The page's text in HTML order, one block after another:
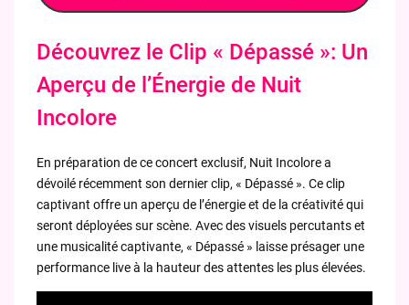
Découvrez le Clip « Dépassé »: Un
Aperçu de l’Énergie de Nuit
Incolore
En préparation de ce concert exclusif, Nuit Incolore a
dévoilé récemment son dernier clip, « Dépassé ». Ce clip
captivant offre un aperçu de l’énergie et de la créativité qui
seront déployées sur scène. Avec des visuels percutants et
une musicalité captivante, « Dépassé » laisse présager une
performance live à la hauteur des attentes les plus élevées.